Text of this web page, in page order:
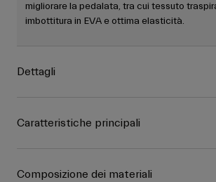
migliorare la pedalata, tra cui tessuto
imbottitura in EVA e ottima elasticità.
Dettagli
Caratteristiche principali
Composizione dei materiali